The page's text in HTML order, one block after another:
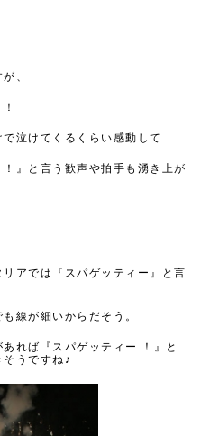
、
泣けてくるくらい感動して
』と言う歓声や拍手も湧き上が
アでは『スパゲッティー』と言
線が細いからだそう。
れば『スパゲッティー ！』と
うですね♪